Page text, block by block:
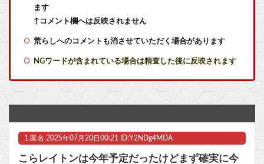
【艦これ】オオヤマトウサギ 他
【VTuber】Google Play「選抜！推しナイン発表会」出演者発表！『にじだけと思ってたけど座長と除夜のケツおるやんけ』
【トリダモノ氏オリジナルキャラクター】PLAMATEA「MXちゃん」プラモデル【予約開始】他
ます
↑コメント欄へは反映されません
荒らしへのコメントも消させていただく場合があります
NGワードが含まれている場合は精査した後に反映されます
1. 匿名 2025年07月20日00:21 ID:Y2NDg4MDA
こらレイトンは今年予定だったけどまず確実に今